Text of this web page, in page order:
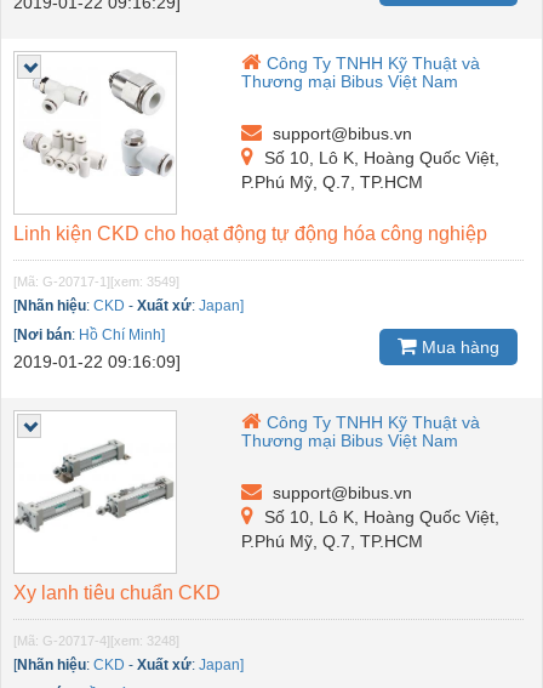
Công Ty TNHH Kỹ Thuật và
Thương mại Bibus Việt Nam
support@bibus.vn
Số 10, Lô K, Hoàng Quốc Việt,
P.Phú Mỹ, Q.7, TP.HCM
Linh kiện CKD cho hoạt động tự động hóa công nghiệp
[Mã: G-20717-1][xem: 3549]
[Nhãn hiệu: CKD - Xuất xứ: Japan]
[Nơi bán: Hồ Chí Minh]
2019-01-22 09:16:09]
Mua hàng
Công Ty TNHH Kỹ Thuật và
Thương mại Bibus Việt Nam
support@bibus.vn
Số 10, Lô K, Hoàng Quốc Việt,
P.Phú Mỹ, Q.7, TP.HCM
Xy lanh tiêu chuẩn CKD
[Mã: G-20717-4][xem: 3248]
[Nhãn hiệu: CKD - Xuất xứ: Japan]